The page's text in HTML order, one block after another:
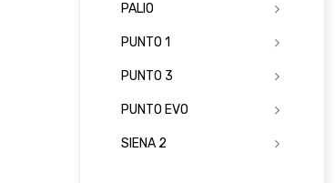
PALIO
PUNTO 1
PUNTO 3
PUNTO EVO
SIENA 2